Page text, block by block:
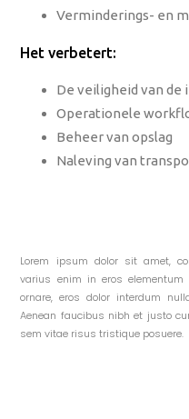
Verminderings- en
Het verbetert:
De veiligheid van de
Operationele
Beheer van opslag
Naleving van
Lorem ipsum dolor sit amet,
varius enim in eros
ornare, eros dolor interdum
Aenean faucibus nibh et justo
sem vitae risus tristique posuere.